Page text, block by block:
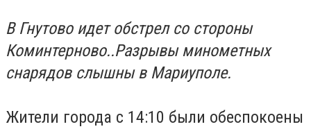
В Гнутово идет обстрел со стороны
Коминтерново..Разрывы минометных
снарядов слышны в Мариуполе.
Жители города с 14:10 были обеспокоены